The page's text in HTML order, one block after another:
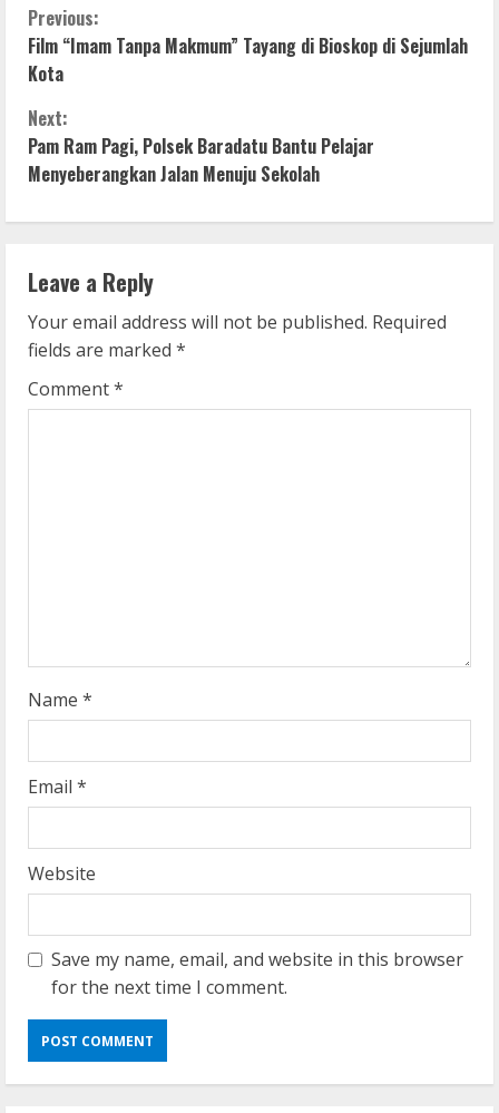
C
o
n
t
i
n
u
e
R
g
Previous:
Film “Imam Tanpa Makmum” Tayang di Bioskop di Sejumlah
Kota
Next:
Pam Ram Pagi, Polsek Baradatu Bantu Pelajar
Menyeberangkan Jalan Menuju Sekolah
Leave a Reply
Your email address will not be published. Required
fields are marked *
Comment*
Name *
Email *
Website
Save my name, email, and website in this browser
for the next time I comment.